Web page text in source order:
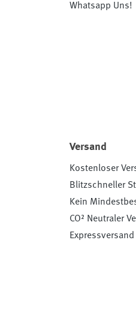
Whatsapp Uns!
Versand
Kostenloser
Blitzschneller
Kein
CO² Neutraler